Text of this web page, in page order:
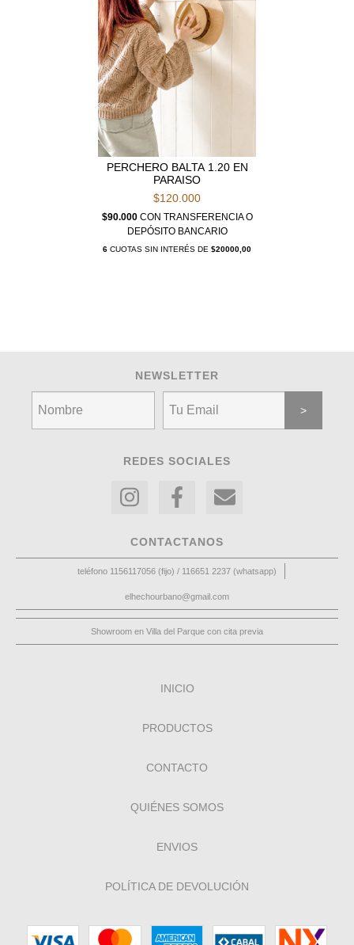
PERCHERO BALTA 1.20 EN
PARAISO
$120.000
$90.000 CON TRANSFERENCIA O
DEPÓSITO BANCARIO
6 CUOTAS SIN INTERÉS DE $20000,00
NEWSLETTER
REDES SOCIALES
CONTACTANOS
teléfono 1156117056 (fijo) / 116651 2237 (whatsapp)
elhechourbano@gmail.com
Showroom en Villa del Parque con cita previa
INICIO
PRODUCTOS
CONTACTO
QUIÉNES SOMOS
ENVIOS
POLÍTICA DE DEVOLUCIÓN